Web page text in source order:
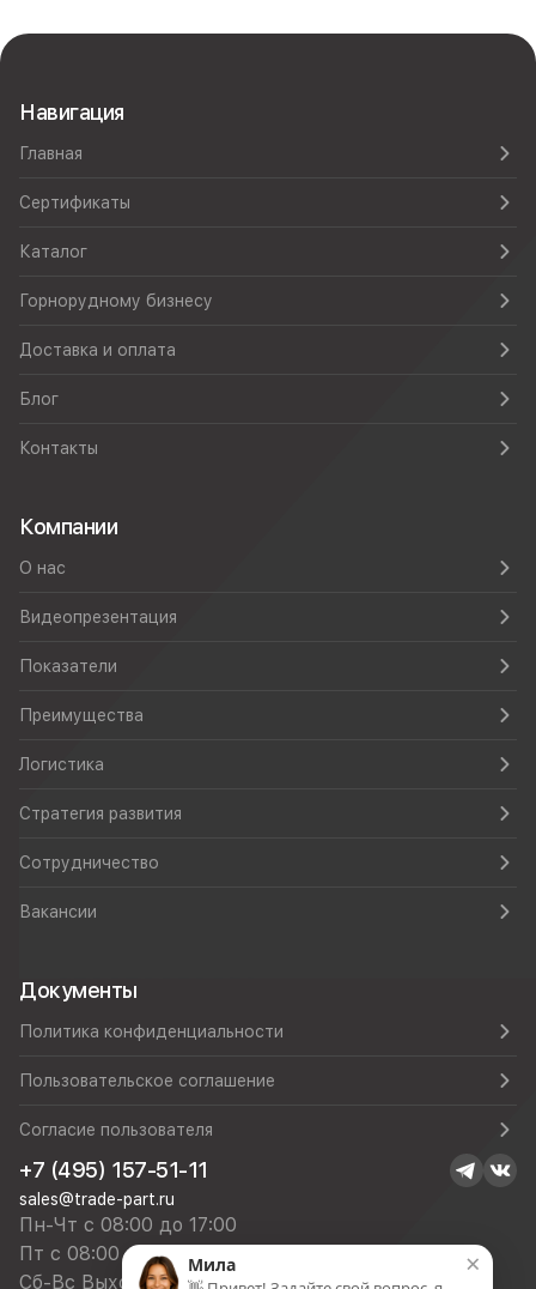
Навигация
Главная
Сертификаты
Каталог
Горнорудному бизнесу
Доставка и оплата
Блог
Контакты
Компании
О нас
Видеопрезентация
Показатели
Преимущества
Логистика
Стратегия развития
Сотрудничество
Вакансии
Документы
Политика конфиденциальности
Пользовательское соглашение
Согласие пользователя
+7 (495) 157-51-11
sales@trade-part.ru
Пн-Чт с 08:00 до 17:00
Пт с 08:00 до 16:00
Сб-Вс Выходной
×
Мила